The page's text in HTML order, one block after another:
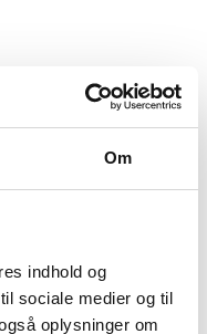
Om
indhold og
sociale medier og til
oplysninger om
100 dages